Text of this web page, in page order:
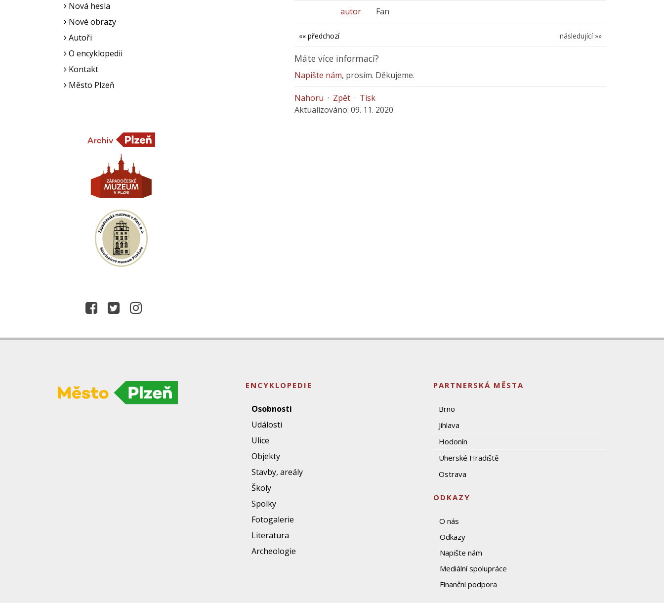
Nová hesla
Nové obrazy
Autoři
O encyklopedii
Kontakt
Město Plzeň
autor Fan
následující »»
«« předchozí
Máte více informací?
Napište nám, prosím. Děkujeme.
Nahoru · Zpět · Tisk
Aktualizováno: 09. 11. 2020
ENCYKLOPEDIE
Osobnosti
Události
Ulice
Objekty
Stavby, areály
Školy
Spolky
Fotogalerie
Literatura
Archeologie
PARTNERSKÁ MĚSTA
Brno
Jihlava
Hodonín
Uherské Hradiště
Ostrava
ODKAZY
O nás
Odkazy
Napište nám
Mediální spolupráce
Finanční podpora